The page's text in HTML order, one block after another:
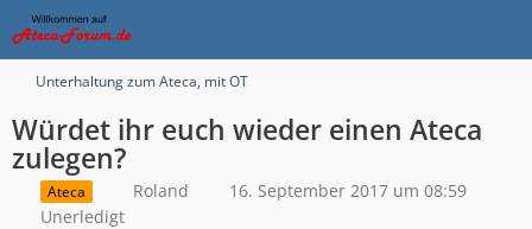
Unterhaltung zum Ateca, mit OT
Würdet ihr euch wieder einen Ateca
zulegen?
Ateca Roland
16. September 2017 um 08:59
Unerledigt